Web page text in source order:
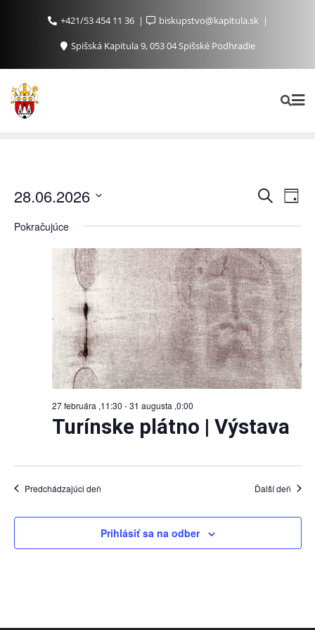
+421/53 454 11 36
biskupstvo@kapitula.sk
Spišská Kapitula 9, 053 04 Spišské Podhradie
Udalosti
and
Views
Vyhľadať
Day
28.06.2026
dátum.
Pokračujúce
27 februára ,11:30 -31 augusta ,0:00
Turínske plátno | Výstava
Predchádzajúci deň Ďalší deň
Prihlásiť sa na odber